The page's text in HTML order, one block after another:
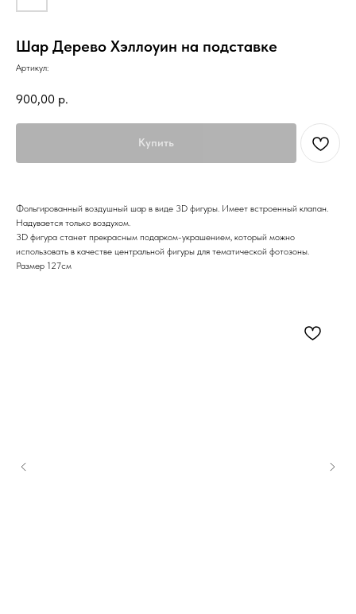
Шар Дерево Хэллоуин на подставке
Артикул:
900,00 р.
Купить
Фольгированный воздушный шар в виде 3D фигуры. Имеет встроенный клапан.
Надувается только воздухом.
3D фигура станет прекрасным подарком-украшением, который можно
использовать в качестве центральной фигуры для тематической фотозоны.
Размер 127см